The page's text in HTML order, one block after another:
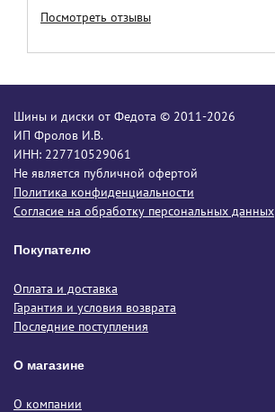
Посмотреть отзывы
Шины и диски от Федота © 2011-2026
ИП Фролов И.В.
ИНН: 227710529061
Не является публичной офертой
Политика конфиденциальности
Согласие на обработку персональных данных
Покупателю
Оплата и доставка
Гарантия и условия возврата
Последние поступления
О магазине
О компании